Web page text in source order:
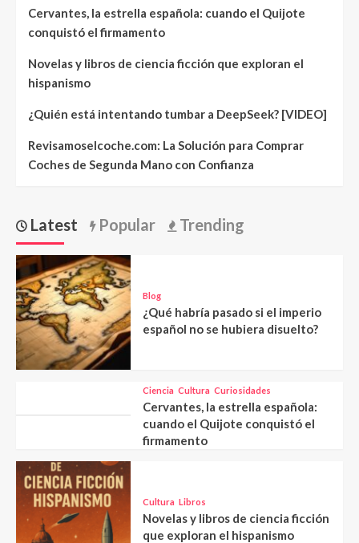
Cervantes, la estrella española: cuando el Quijote
conquistó el firmamento
Novelas y libros de ciencia ficción que exploran el
hispanismo
¿Quién está intentando tumbar a DeepSeek? [VIDEO]
Revisamoselcoche.com: La Solución para Comprar
Coches de Segunda Mano con Confianza
Latest Popular Trending
Blog
¿Qué habría pasado si el imperio
español no se hubiera disuelto?
Ciencia Cultura Curiosidades
Cervantes, la estrella española:
cuando el Quijote conquistó el
firmamento
Cultura Libros
Novelas y libros de ciencia ficción
que exploran el hispanismo